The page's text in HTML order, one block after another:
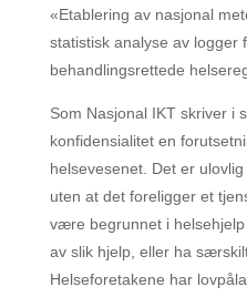
«Etablering av nasjonal
statistisk analyse av logger
behandlingsrettede
Som Nasjonal IKT skriver i
konfidensialitet en
helsevesenet. Det er
uten at det foreligger et
være begrunnet i
av slik hjelp, eller ha
Helseforetakene har